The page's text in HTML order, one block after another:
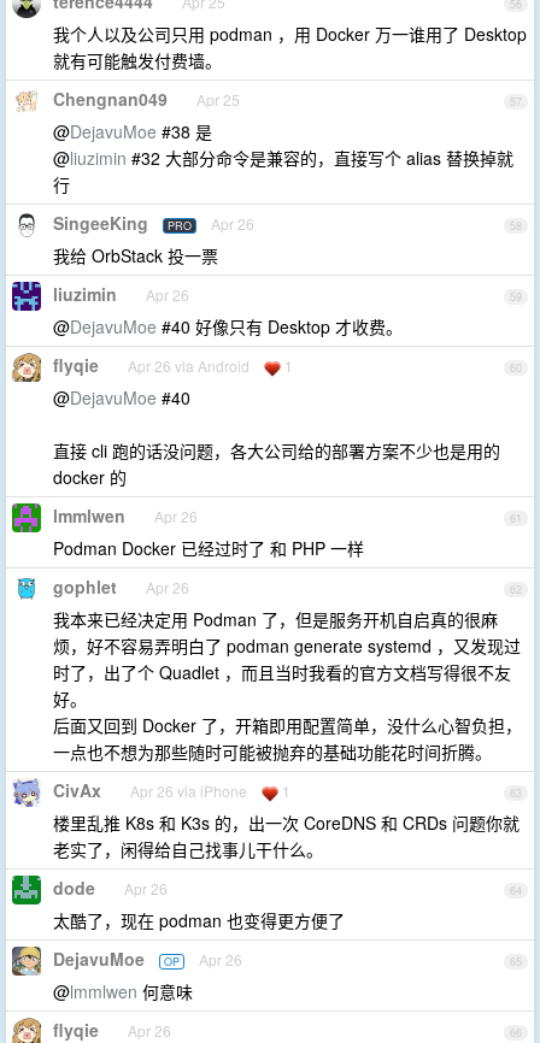
56
我个人以及公司只用 podman ，用 Docker 万一谁用了 Desktop
就有可能触发付费墙。
57
Chengnan049 Apr 25
@DejavuMoe #38 是
@liuzimin #32 大部分命令是兼容的，直接写个 alias 替换掉就
行
58
SingeeKing PRO Apr 26
我给 OrbStack 投一票
59
liuzimin Apr 26
@DejavuMoe #40 好像只有 Desktop 才收费。
60
flyqie Apr 26 via Android 1
@DejavuMoe #40
直接 cli 跑的话没问题，各大公司给的部署方案不少也是用的
docker 的
61
lmmlwen Apr 26
Podman Docker 已经过时了 和 PHP 一样
62
gophlet Apr 26
我本来已经决定用 Podman 了，但是服务开机自启真的很麻
烦，好不容易弄明白了 podman generate systemd ，又发现过
时了，出了个 Quadlet ，而且当时我看的官方文档写得很不友
好。
后面又回到 Docker 了，开箱即用配置简单，没什么心智负担，
一点也不想为那些随时可能被抛弃的基础功能花时间折腾。
63
CivAx Apr 26 via iPhone 1
楼里乱推 K8s 和 K3s 的，出一次 CoreDNS 和 CRDs 问题你就
老实了，闲得给自己找事儿干什么。
64
dode Apr 26
太酷了，现在 podman 也变得更方便了
65
DejavuMoe OP Apr 26
@lmmlwen 何意味
66
flyqie Apr 26